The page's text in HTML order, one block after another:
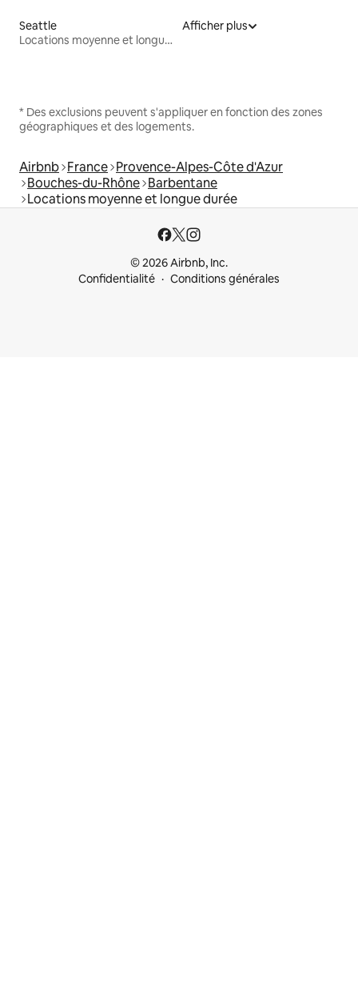
Seattle
Locations moyenne et longue durée
Afficher plus
* Des exclusions peuvent s'appliquer en fonction des zones
géographiques et des logements.
Airbnb France Provence-Alpes-Côte d'Azur
Bouches-du-Rhône Barbentane
Locations moyenne et longue durée
© 2026 Airbnb, Inc.
Confidentialité
Conditions générales